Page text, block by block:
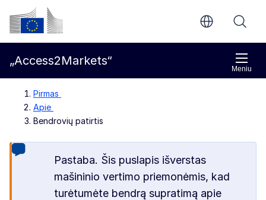
Pereiti prie pagrindinio turinio
Europos Komisija
Meniu
„Access2Markets“
Pirmas
Apie
Bendrovių patirtis
Pastaba. Šis puslapis išverstas
mašininio vertimo priemonėmis, kad
turėtumėte bendrą supratimą apie